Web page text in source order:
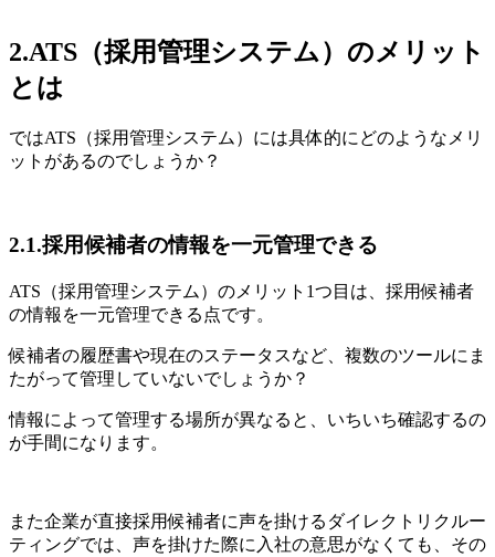
2.ATS（採用管理システム）のメリット
とは
ではATS（採用管理システム）には具体的にどのようなメリ
ットがあるのでしょうか？
2.1.採用候補者の情報を一元管理できる
ATS（採用管理システム）のメリット1つ目は、採用候補者
の情報を一元管理できる点です。
候補者の履歴書や現在のステータスなど、複数のツールにま
たがって管理していないでしょうか？
情報によって管理する場所が異なると、いちいち確認するの
が手間になります。
また企業が直接採用候補者に声を掛けるダイレクトリクルー
ティングでは、声を掛けた際に入社の意思がなくても、その